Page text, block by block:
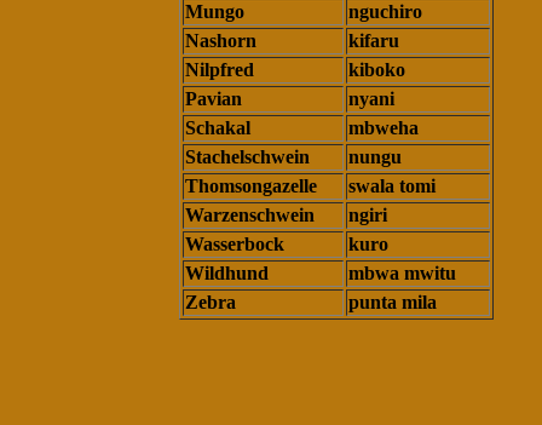
Mungo
nguchiro
Nashorn
kifaru
Nilpfred
kiboko
Pavian
nyani
Schakal
mbweha
Stachelschwein
nungu
Thomsongazelle
swala tomi
Warzenschwein
ngiri
Wasserbock
kuro
Wildhund
mbwa mwitu
Zebra
punta mila